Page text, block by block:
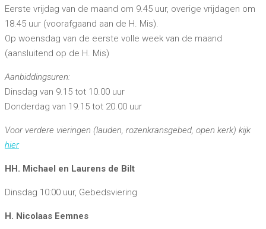
Eerste vrijdag van de maand om 9.45 uur, overige vrijdagen om
18.45 uur (voorafgaand aan de H. Mis).
Op woensdag van de eerste volle week van de maand
(aansluitend op de H. Mis)
Aanbiddingsuren:
Dinsdag van 9.15 tot 10.00 uur
Donderdag van 19.15 tot 20.00 uur
Voor verdere vieringen (lauden, rozenkransgebed, open kerk) kijk
hier
HH. Michael en Laurens de Bilt
Dinsdag 10:00 uur, Gebedsviering
H. Nicolaas Eemnes